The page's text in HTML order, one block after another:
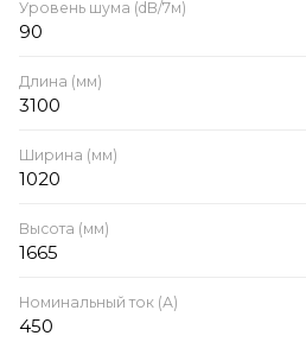
Уровень шума (dB/7м)
90
Длина (мм)
3100
Ширина (мм)
1020
Высота (мм)
1665
Номинальный ток (А)
450